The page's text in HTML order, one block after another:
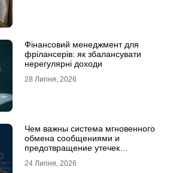
Фінансовий менеджмент для
фрілансерів: як збалансувати
нерегулярні доходи
28 Липня, 2026
Чем важны система мгновенного
обмена сообщениями и
предотвращение утечек
24 Липня, 2026